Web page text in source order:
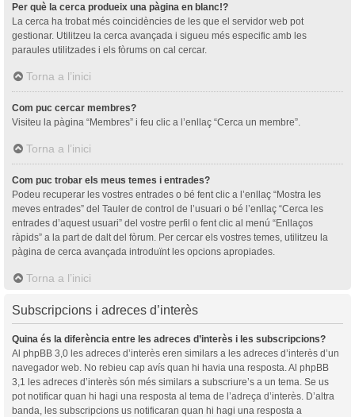
Per què la cerca produeix una pàgina en blanc!?
La cerca ha trobat més coincidències de les que el servidor web pot
gestionar. Utilitzeu la cerca avançada i sigueu més especific amb les
paraules utilitzades i els fòrums on cal cercar.
Torna a l’inici
Com puc cercar membres?
Visiteu la pàgina “Membres” i feu clic a l’enllaç “Cerca un membre”.
Torna a l’inici
Com puc trobar els meus temes i entrades?
Podeu recuperar les vostres entrades o bé fent clic a l’enllaç “Mostra les
meves entrades” del Tauler de control de l’usuari o bé l’enllaç “Cerca les
entrades d’aquest usuari” del vostre perfil o fent clic al menú “Enllaços
ràpids” a la part de dalt del fòrum. Per cercar els vostres temes, utilitzeu la
pàgina de cerca avançada introduïnt les opcions apropiades.
Torna a l’inici
Subscripcions i adreces d’interès
Quina és la diferència entre les adreces d’interès i les subscripcions?
Al phpBB 3,0 les adreces d’interès eren similars a les adreces d’interès d’un
navegador web. No rebieu cap avís quan hi havia una resposta. Al phpBB
3,1 les adreces d’interès són més similars a subscriure’s a un tema. Se us
pot notificar quan hi hagi una resposta al tema de l’adreça d’interès. D’altra
banda, les subscripcions us notificaran quan hi hagi una resposta a